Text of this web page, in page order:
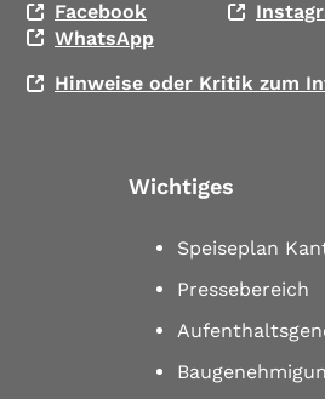
Facebook
WhatsApp
Hinweise oder Kritik zum
Wichtiges
Speiseplan
Pressebereich